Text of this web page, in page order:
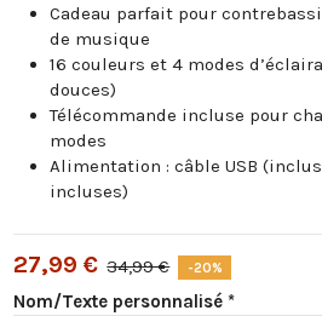
Cadeau parfait pour
de musique
16 couleurs et 4 modes
douces)
Télécommande incluse pour
modes
Alimentation : câble USB
incluses)
27,99 € 34,99 € -20%
Nom/Texte personnalisé *